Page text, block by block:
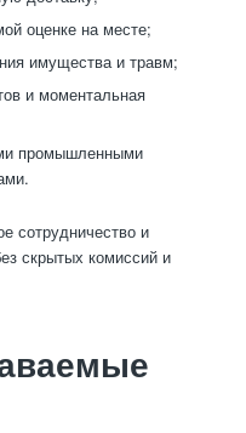
оценке на месте;
имущества и травм;
и моментальная
промышленными
сотрудничество и
скрытых комиссий и